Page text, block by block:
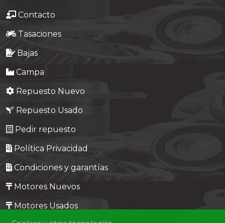
Contacto
Tasaciones
Bajas
Campa
Repuesto Nuevo
Repuesto Usado
Pedir repuesto
Política Privacidad
Condiciones y garantías
Motores Nuevos
Motores Usados